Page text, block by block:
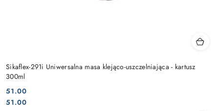
Sikaflex-291i Uniwersalna masa klejąco-uszczelniająca - kartusz
300ml
Cena:
51.00
Cena:
51.00